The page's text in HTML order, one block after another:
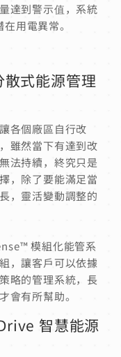
達到警示值，系統
用電異常。
式能源管理
各個廠區自行改
雖然當下有達到改
法持續，終究只是
，除了要能滿足當
，靈活變動調整的
模組化能管系
，讓客戶可以依據
略的管理系統，長
會有所幫助。
智慧能源